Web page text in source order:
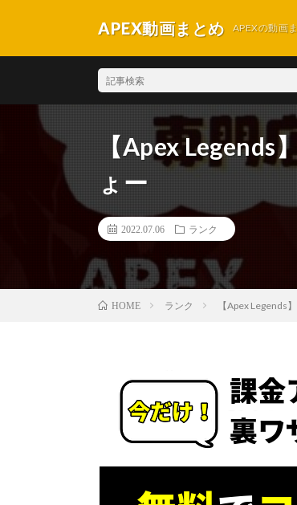
APEX動画まとめ APEXの動画
【Apex
ょー
2022.07.06 ランク
HOME ランク 【Apex Legends